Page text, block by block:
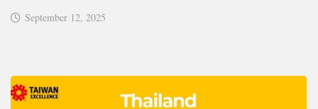
September 12, 2025